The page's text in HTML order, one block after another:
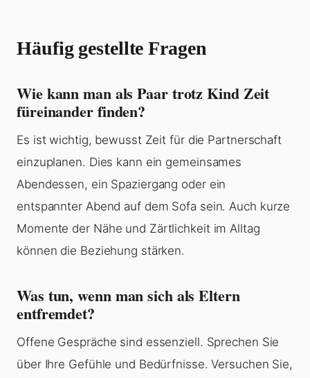
Häufig gestellte Fragen
Wie kann man als Paar trotz Kind Zeit
füreinander finden?
Es ist wichtig, bewusst Zeit für die Partnerschaft
einzuplanen. Dies kann ein gemeinsames
Abendessen, ein Spaziergang oder ein
entspannter Abend auf dem Sofa sein. Auch kurze
Momente der Nähe und Zärtlichkeit im Alltag
können die Beziehung stärken.
Was tun, wenn man sich als Eltern
entfremdet?
Offene Gespräche sind essenziell. Sprechen Sie
über Ihre Gefühle und Bedürfnisse. Versuchen Sie,